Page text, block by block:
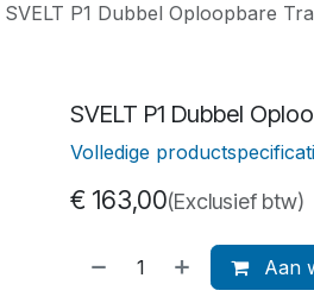
SVELT P1 Dubbel Oploopbare
SVELT P1 Dubbel
Volledige
€ 163,00(Exclusief btw)
Aan